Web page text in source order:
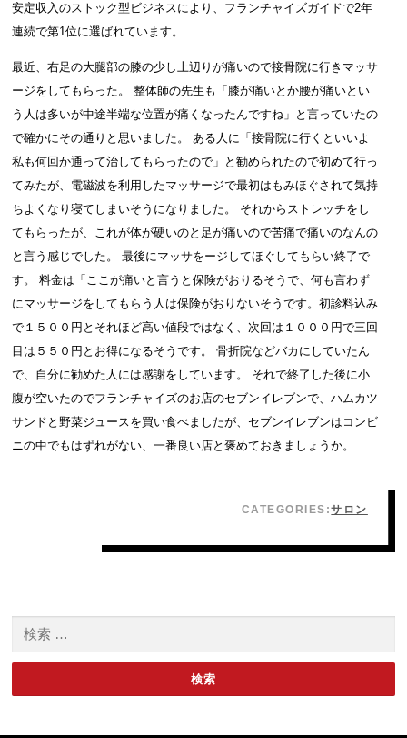
安定収入のストック型ビジネスにより、フランチャイズガイドで2年
連続で第1位に選ばれています。
最近、右足の大腿部の膝の少し上辺りが痛いので接骨院に行きマッサ
ージをしてもらった。 整体師の先生も「膝が痛いとか腰が痛いとい
う人は多いが中途半端な位置が痛くなったんですね」と言っていたの
で確かにその通りと思いました。 ある人に「接骨院に行くといいよ
私も何回か通って治してもらったので」と勧められたので初めて行っ
てみたが、電磁波を利用したマッサージで最初はもみほぐされて気持
ちよくなり寝てしまいそうになりました。 それからストレッチをし
てもらったが、これが体が硬いのと足が痛いので苦痛で痛いのなんの
と言う感じでした。 最後にマッサをージしてほぐしてもらい終了で
す。 料金は「ここが痛いと言うと保険がおりるそうで、何も言わず
にマッサージをしてもらう人は保険がおりないそうです。初診料込み
で１５００円とそれほど高い値段ではなく、次回は１０００円で三回
目は５５０円とお得になるそうです。 骨折院などバカにしていたん
で、自分に勧めた人には感謝をしています。 それで終了した後に小
腹が空いたのでフランチャイズのお店のセブンイレブンで、ハムカツ
サンドと野菜ジュースを買い食べましたが、セブンイレブンはコンビ
ニの中でもはずれがない、一番良い店と褒めておきましょうか。
CATEGORIES:サロン
検索: